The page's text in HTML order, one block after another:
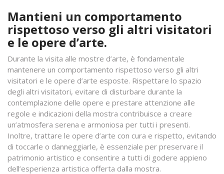
Mantieni un comportamento
rispettoso verso gli altri visitatori
e le opere d’arte.
Durante la visita alle mostre d’arte, è fondamentale
mantenere un comportamento rispettoso verso gli altri
visitatori e le opere d’arte esposte. Rispettare lo spazio
degli altri visitatori, evitare di disturbare durante la
contemplazione delle opere e prestare attenzione alle
regole e indicazioni della mostra contribuisce a creare
un’atmosfera serena e armoniosa per tutti i presenti.
Inoltre, trattare le opere d’arte con cura e rispetto, evitando
di toccarle o danneggiarle, è essenziale per preservare il
patrimonio artistico e consentire a tutti di godere appieno
dell’esperienza artistica offerta dalla mostra.